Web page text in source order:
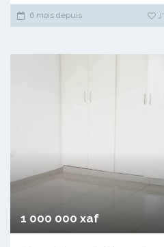
6 mois depuis
1 000 000 xaf